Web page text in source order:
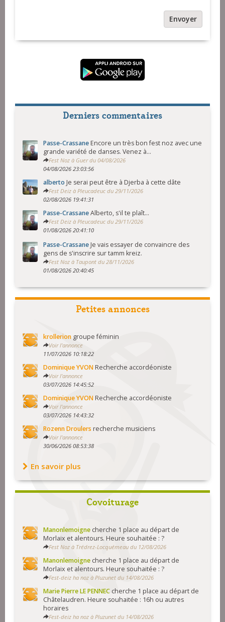
Envoyer
Derniers commentaires
Passe-CrassaneEncore un très bon fest noz avec une
grande variété de danses. Venez à...
Fest Noz à Guer du 04/08/2026
04/08/2026 23:03:56
alberto Je serai peut être à Djerba à cette dâte
Fest Deiz à Pleucadeuc du 29/11/2026
02/08/2026 19:41:31
Passe-CrassaneAlberto, s'il te plaît...
Fest Deiz à Pleucadeuc du 29/11/2026
01/08/2026 20:41:10
Passe-CrassaneJe vais essayer de convaincre des
gens de s'inscrire sur tamm kreiz.
Fest Noz à Taupont du 28/11/2026
01/08/2026 20:40:45
Petites annonces
krolleriongroupe féminin
Voir l'annonce
11/07/2026 10:18:22
Dominique YVONRecherche accordéoniste
Voir l'annonce
03/07/2026 14:45:52
Dominique YVONRecherche accordéoniste
Voir l'annonce
03/07/2026 14:43:32
Rozenn Droulers recherche musiciens
Voir l'annonce
30/06/2026 08:53:38
En savoir plus
Covoiturage
Manonlemoignecherche 1 place au départ de
Morlaix et alentours. Heure souhaitée : ?
Fest Noz à Trédrez-Locquémeau du 12/08/2026
Manonlemoignecherche 1 place au départ de
Morlaix et alentours. Heure souhaitée : ?
Fest-deiz ha noz à Pluzunet du 14/08/2026
Marie Pierre LE PENNECcherche 1 place au départ de
Châtelaudren. Heure souhaitée : 16h ou autres
horaires
Fest-deiz ha noz à Pluzunet du 14/08/2026